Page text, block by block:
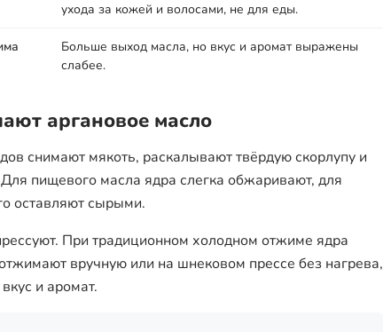
ухода за кожей и волосами, не для еды.
Больше выход масла, но вкус и аромат выражены
слабее.
аргановое масло
снимают мякоть, раскалывают твёрдую скорлупу и
пищевого масла ядра слегка обжаривают, для
оставляют сырыми.
При традиционном холодном отжиме ядра
вручную или на шнековом прессе без нагрева,
и аромат.